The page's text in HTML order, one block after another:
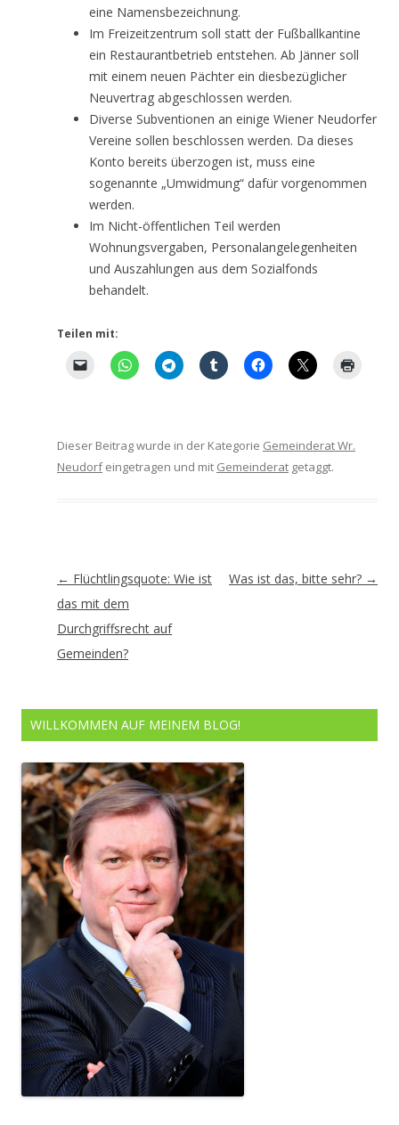
eine Namensbezeichnung.
Im Freizeitzentrum soll statt der Fußballkantine
ein Restaurantbetrieb entstehen. Ab Jänner soll
mit einem neuen Pächter ein diesbezüglicher
Neuvertrag abgeschlossen werden.
Diverse Subventionen an einige Wiener Neudorfer
Vereine sollen beschlossen werden. Da dieses
Konto bereits überzogen ist, muss eine
sogenannte „Umwidmung“ dafür vorgenommen
werden.
Im Nicht-öffentlichen Teil werden
Wohnungsvergaben, Personalangelegenheiten
und Auszahlungen aus dem Sozialfonds
behandelt.
Teilen mit:
Dieser Beitrag wurde in der Kategorie Gemeinderat Wr.
Neudorfeingetragen und mit Gemeinderat getaggt.
Artikel-
Navigation
← Flüchtlingsquote: Wie ist
das mit dem
Durchgriffsrecht auf
Gemeinden?
Was ist das, bitte sehr? →
WILLKOMMEN AUF MEINEM BLOG!